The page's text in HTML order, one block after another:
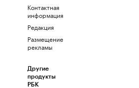
Контактная
информация
Редакция
Размещение
рекламы
Другие
продукты
РБК